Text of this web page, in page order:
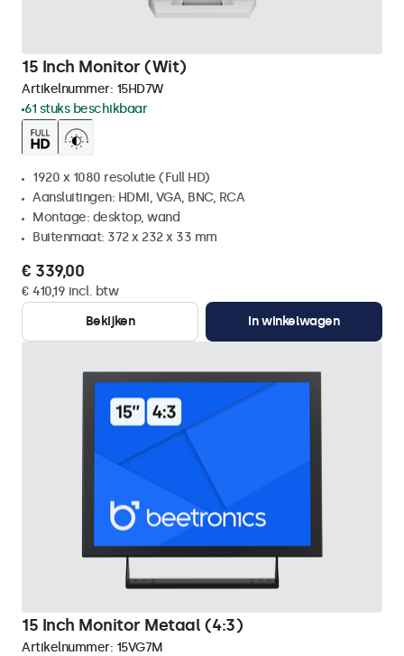
15 Inch Monitor (Wit)
Artikelnummer: 15HD7W
61 stuks beschikbaar
1920 x 1080 resolutie (Full HD)
Aansluitingen: HDMI, VGA, BNC, RCA
Montage: desktop, wand
Buitenmaat: 372 x 232 x 33 mm
€ 339,00
€ 410,19 incl. btw
Bekijken
In winkelwagen
15 Inch Monitor Metaal (4:3)
Artikelnummer: 15VG7M